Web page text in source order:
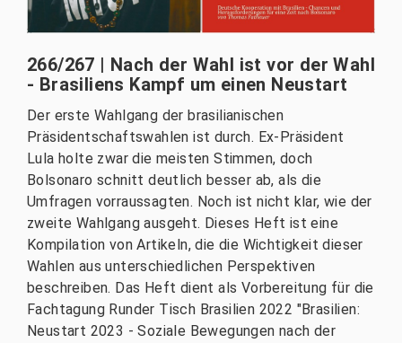
266/267 | Nach der Wahl ist vor der Wahl
- Brasiliens Kampf um einen Neustart
Der erste Wahlgang der brasilianischen
Präsidentschaftswahlen ist durch. Ex-Präsident
Lula holte zwar die meisten Stimmen, doch
Bolsonaro schnitt deutlich besser ab, als die
Umfragen vorraussagten. Noch ist nicht klar, wie der
zweite Wahlgang ausgeht. Dieses Heft ist eine
Kompilation von Artikeln, die die Wichtigkeit dieser
Wahlen aus unterschiedlichen Perspektiven
beschreiben. Das Heft dient als Vorbereitung für die
Fachtagung Runder Tisch Brasilien 2022 "Brasilien:
Neustart 2023 - Soziale Bewegungen nach der